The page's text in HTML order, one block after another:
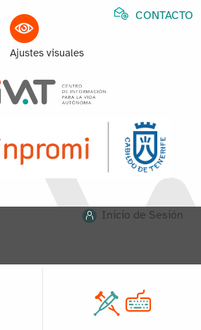
Ajustes visuales
CONTACTO
Inicio de Sesión